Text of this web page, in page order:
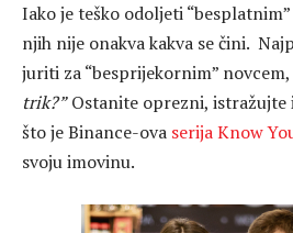
Iako je teško odoljeti
njih nije onakva kakva se čini.
juriti za “besprijekornim”
trik?”Ostanite oprezni, istražujte
što je Binance-ova serija Know
svoju imovinu.